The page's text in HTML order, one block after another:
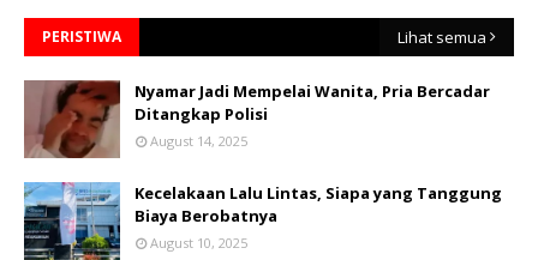
PERISTIWA Lihat semua
Nyamar Jadi Mempelai Wanita, Pria Bercadar
Ditangkap Polisi
August 14, 2025
Kecelakaan Lalu Lintas, Siapa yang Tanggung
Biaya Berobatnya
August 10, 2025